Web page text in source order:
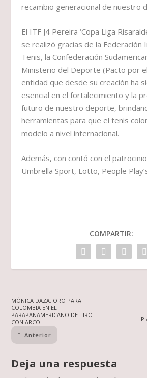
recambio generacional de nuestro
El ITF J4 Pereira ‘Copa Liga
se realizó gracias de la Federación
Tenis, la Confederación
Ministerio del Deporte (Pacto por
entidad que desde su creación ha
esencial en el fortalecimiento y la
futuro de nuestro deporte,
herramientas para que el tenis
modelo a nivel internacional.
Además, con contó con el
Umbrella Sport, Lotto, People
COMPARTIR:
MÓNICA DAZA, ORO PARA
COLOMBIA EN EL
PARAPANAMERICANO DE TIRO
CON ARCO
Anterior
Deja una respuesta